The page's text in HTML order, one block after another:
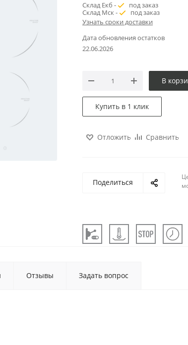
Склад Екб -
под заказ
Склад Мск -
под заказ
Узнать сроки доставки
Дата обновления остатков
22.06.2026
В
Купить в 1 клик
Отложить Сравнить
Поделиться
Отзывы Задать вопрос